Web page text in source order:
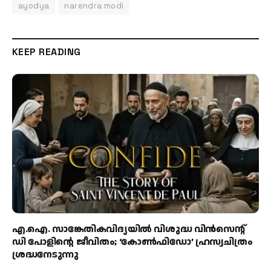
ayodya narendra modi
KEEP READING
എ.ഐ. സാങ്കേതികവിദ്യയിൽ വിശുദ്ധ വിൻസെന്റ്
ഡി പോളിന്റെ ജീവിതം; ‘കോൺഫിഡോ’ ഹ്രസ്വചിത്രം
ശ്രദ്ധനേടുന്നു